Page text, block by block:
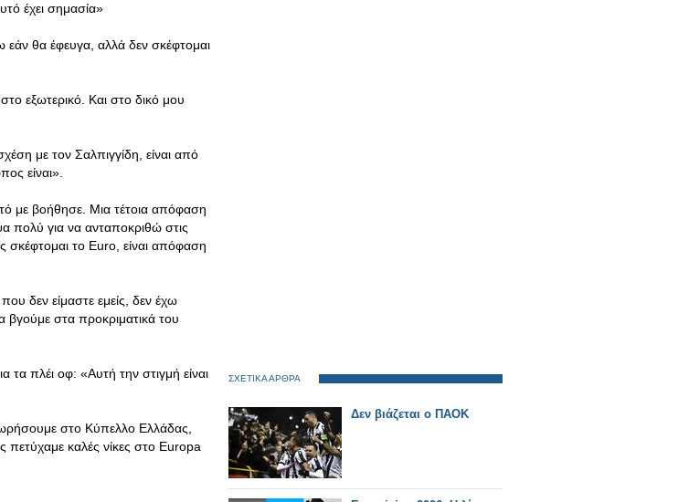
έχει σημασία»
θα έφευγα, αλλά δεν σκέφτομαι
εξωτερικό. Και στο δικό μου
με τον Σαλπιγγίδη, είναι από
είναι».
με βοήθησε. Μια τέτοια απόφαση
πολύ για να ανταποκριθώ στις
σκέφτομαι το Euro, είναι απόφαση
δεν είμαστε εμείς, δεν έχω
στα προκριματικά του
πλέι οφ: «Αυτή την στιγμή είναι
στο Κύπελλο Ελλάδας,
καλές νίκες στο Europa
ΣΧΕΤΙΚΑ ΑΡΘΡΑ
Δεν βιάζεται ο ΠΑΟΚ